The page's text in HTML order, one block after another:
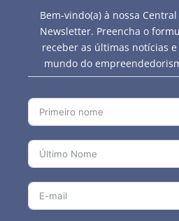
Bem-vindo(a) à nossa
Newsletter. Preencha o
receber as últimas notícias
mundo do